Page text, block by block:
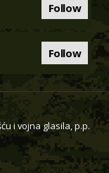
Follow
Follow
i vojna glasila, p.p.